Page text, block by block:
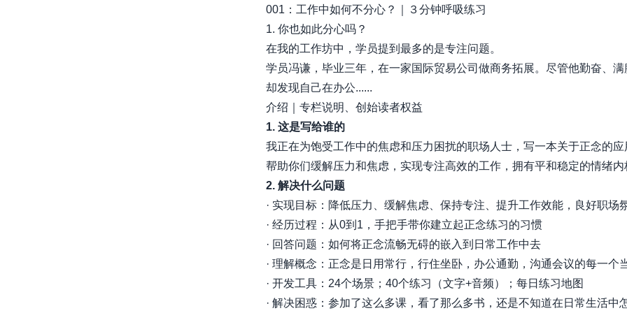
001：工作中如何不分心？｜３分钟呼吸练习
1. 你也如此分心吗？
在我的工作坊中，学员提到最多的是专注问题。
学员冯谦，毕业三年，在一家国际贸易公司做商务拓展。尽管他勤奋、满
却发现自己在办公......
介绍｜专栏说明、创始读者权益
1. 这是写给谁的
我正在为饱受工作中的焦虑和压力困扰的职场人士，写一本关于正念的应
帮助你们缓解压力和焦虑，实现专注高效的工作，拥有平和稳定的情绪内
2. 解决什么问题
· 实现目标：降低压力、缓解焦虑、保持专注、提升工作效能，良好职场
· 经历过程：从0到1，手把手带你建立起正念练习的习惯
· 回答问题：如何将正念流畅无碍的嵌入到日常工作中去
· 理解概念：正念是日用常行，行住坐卧，办公通勤，沟通会议的每一个
· 开发工具：24个场景；40个练习（文字+音频）；每日练习地图
· 解决困惑：参加了这么多课，看了那么多书，还是不知道在日常生活中